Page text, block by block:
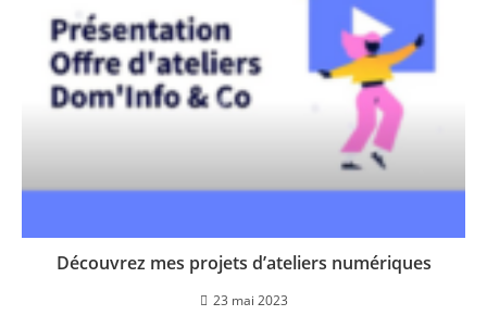
Découvrez mes projets d’ateliers numériques
23 mai 2023